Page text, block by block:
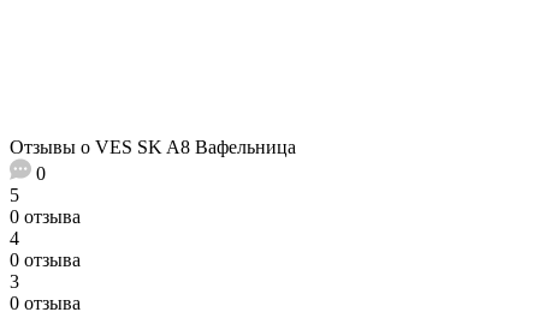
Отзывы о VES SK A8 Вафельница
0
5
0 отзыва
4
0 отзыва
3
0 отзыва